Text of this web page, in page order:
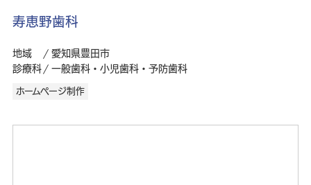
寿恵野歯科
地域
愛知県豊田市
診療科
一般歯科・小児歯科・予防歯科
ホームページ制作